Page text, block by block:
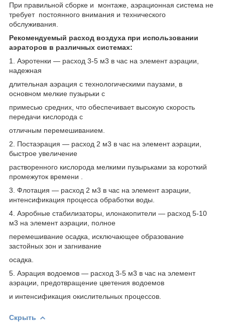
При правильной сборке и монтаже, аэрационная система не
требует постоянного внимания и технического
обслуживания.
Рекомендуемый расход воздуха при использовании
аэраторов в различных системах:
1. Аэротенки — расход 3-5 м3 в час на элемент аэрации,
надежная
длительная аэрация с технологическими паузами, в
основном мелкие пузырьки с
примесью средних, что обеспечивает высокую скорость
передачи кислорода с
отличным перемешиванием.
2. Постаэрация — расход 2 м3 в час на элемент аэрации,
быстрое увеличение
растворенного кислорода мелкими пузырьками за короткий
промежуток времени .
3. Флотация — расход 2 м3 в час на элемент аэрации,
интенсификация процесса обработки воды.
4. Аэробные стабилизаторы, илонакопители — расход 5-10
м3 на элемент аэрации, полное
перемешивание осадка, исключающее образование
застойных зон и загнивание
осадка.
5. Аэрация водоемов — расход 3-5 м3 в час на элемент
аэрации, предотвращение цветения водоемов
и интенсификация окислительных процессов.
Скрыть